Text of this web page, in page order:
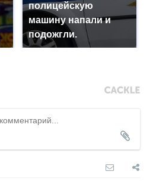
полицейскую
машину напали и
подожгли.